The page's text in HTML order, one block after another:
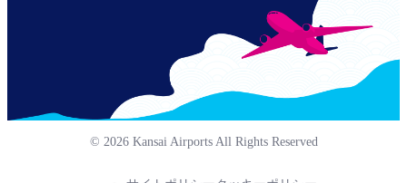
© 2026 Kansai Airports All Rights Reserved